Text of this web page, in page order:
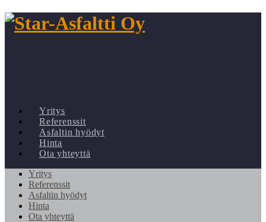
Yritys
Referenssit
Asfaltin hyödyt
Hinta
Ota yhteyttä
Yritys
Referenssit
Asfaltin hyödyt
Hinta
Ota yhteyttä